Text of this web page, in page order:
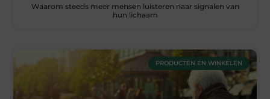
Waarom steeds meer mensen luisteren naar signalen van
hun lichaam
PRODUCTEN EN WINKELEN